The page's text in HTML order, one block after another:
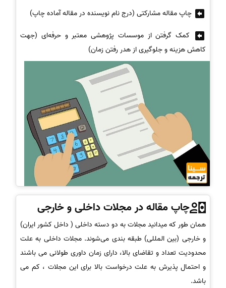
چاپ مقاله مشارکتی (درج نام نویسنده در مقاله آماده چاپ)
کمک گرفتن از موسسات پژوهشی معتبر و حرفه‌ای (جهت
کاهش هزینه و جلوگیری از هدر رفتن زمان)
چاپ مقاله در مجلات داخلی و خارجی
همان طور که میدانید مجلات به دو دسته داخلی ( داخل کشور ایران)
و خارجی (بین المللی) طبقه بندی می‌شوند. مجلات داخلی به علت
محدودیت تعداد و تقاضای بالا، دارای زمان داوری طولانی می باشند
و احتمال پذیرش به علت درخواست بالا برای این مجلات ، کم می
باشد.